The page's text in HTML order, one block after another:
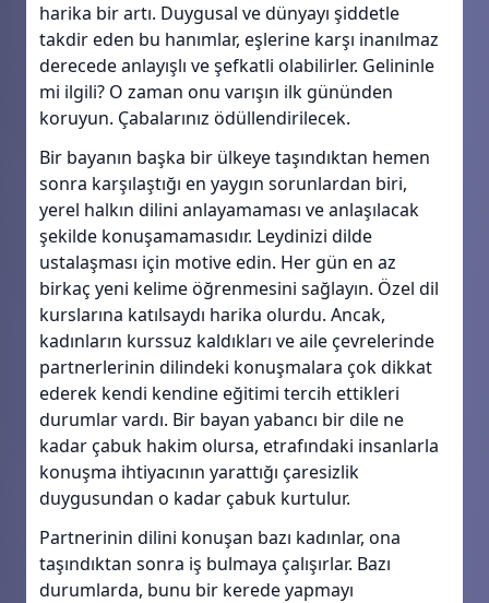
harika bir artı. Duygusal ve dünyayı şiddetle
takdir eden bu hanımlar, eşlerine karşı inanılmaz
derecede anlayışlı ve şefkatli olabilirler. Gelininle
mi ilgili? O zaman onu varışın ilk gününden
koruyun. Çabalarınız ödüllendirilecek.
Bir bayanın başka bir ülkeye taşındıktan hemen
sonra karşılaştığı en yaygın sorunlardan biri,
yerel halkın dilini anlayamaması ve anlaşılacak
şekilde konuşamamasıdır. Leydinizi dilde
ustalaşması için motive edin. Her gün en az
birkaç yeni kelime öğrenmesini sağlayın. Özel dil
kurslarına katılsaydı harika olurdu. Ancak,
kadınların kurssuz kaldıkları ve aile çevrelerinde
partnerlerinin dilindeki konuşmalara çok dikkat
ederek kendi kendine eğitimi tercih ettikleri
durumlar vardı. Bir bayan yabancı bir dile ne
kadar çabuk hakim olursa, etrafındaki insanlarla
konuşma ihtiyacının yarattığı çaresizlik
duygusundan o kadar çabuk kurtulur.
Partnerinin dilini konuşan bazı kadınlar, ona
taşındıktan sonra iş bulmaya çalışırlar. Bazı
durumlarda, bunu bir kerede yapmayı